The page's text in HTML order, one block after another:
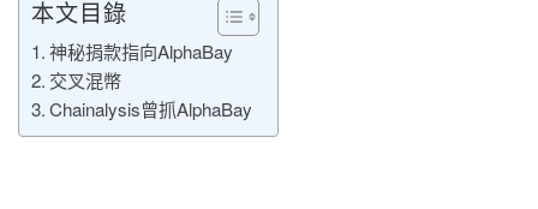
本文目錄
神秘捐款指向AlphaBay
交叉混幣
Chainalysis曾抓AlphaBay